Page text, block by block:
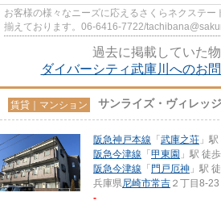
お客様の様々なニーズに応えるさくらネクステー
揃えております。06-6416-7722/
過去に掲載していた物
ダイバーシティ武庫川へのお
賃貸｜マンション サンライズ・ヴィレッジ
阪急神戸本線 「 武庫之荘 」
阪急今津線 「 甲東園 」駅 徒
阪急今津線 「 門戸厄神 」駅
兵庫県尼崎市常吉 ２丁目8-23
-